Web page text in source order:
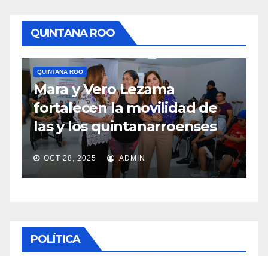
QUINTANA ROO
QUINTANA ROO TULUM
Medidas concretas para
mejorar el acceso a playas
en Tulum
OCT 28, 2025 ADMIN
POLÍTICA